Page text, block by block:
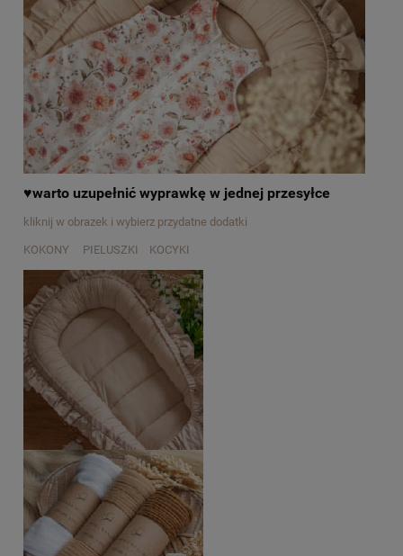
♥warto uzupełnić wyprawkę w jednej przesyłce
kliknij w obrazek i wybierz przydatne dodatki
KOKONY PIELUSZKI KOCYKI